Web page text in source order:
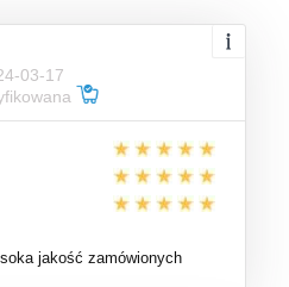
03-17
jakość zamówionych